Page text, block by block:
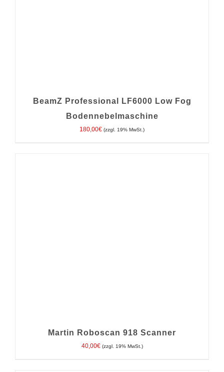
BeamZ Professional LF6000 Low Fog
Bodennebelmaschine
180,00€ (zzgl. 19% MwSt.)
Martin Roboscan 918 Scanner
40,00€ (zzgl. 19% MwSt.)